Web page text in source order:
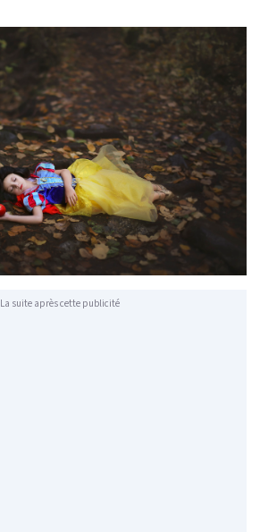
La suite après cette publicité